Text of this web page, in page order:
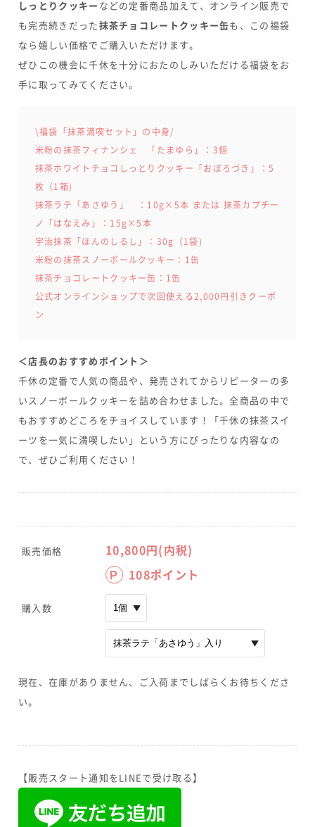
しっとりクッキー などの定番商品加えて、オンライン販売で
も完売続きだった抹茶チョコレートクッキー缶も、この福袋
なら嬉しい価格でご購入いただけます。
ぜひこの機会に千休を十分におたのしみいただける福袋をお
手に取ってみてください。
\福袋「抹茶満喫セット」の中身/
米粉の抹茶フィナンシェ 「たまゆら」：3個
抹茶ホワイトチョコしっとりクッキー「おぼろづき」：5
枚（1箱)
抹茶ラテ「あさゆう」 ：10g×5本 または 抹茶カプチー
ノ「はなえみ」：15g×5本
宇治抹茶「ほんのしるし」：30g（1袋)
米粉の抹茶スノーボールクッキー：1缶
抹茶チョコレートクッキー缶：1缶
公式オンラインショップで次回使える2,000円引きクーポ
ン
＜店長のおすすめポイント＞
千休の定番で人気の商品や、発売されてからリピーターの多
いスノーボールクッキーを詰め合わせました。全商品の中で
もおすすめどころをチョイスしています！「千休の抹茶スイ
ーツを一気に満喫したい」という方にぴったりな内容なの
で、ぜひご利用ください！
販売価格 10,800円(内税)
P 108ポイント
購入数
現在、在庫がありません、ご入荷までしばらくお待ちくださ
い。
【販売スタート通知をLINEで受け取る】